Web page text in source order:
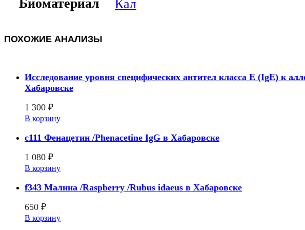
Биоматериал Кал
ПОХОЖИЕ АНАЛИЗЫ
Исследование уровня специфических антител класса E (IgE) к
Хабаровске
1 300 ₽
В корзину
c111 Фенацетин /Phenacetine IgG в Хабаровске
1 080 ₽
В корзину
f343 Малина /Raspberry /Rubus idaeus в Хабаровске
650 ₽
В корзину